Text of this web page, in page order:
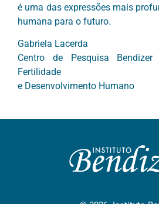
é uma das expressões mais
humana para o futuro.
Gabriela Lacerda
Centro de Pesquisa Bendizer
Fertilidade
e Desenvolvimento Humano